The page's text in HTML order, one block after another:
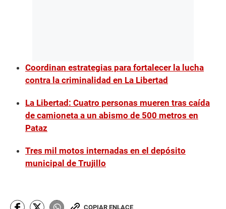
Coordinan estrategias para fortalecer la lucha
contra la criminalidad en La Libertad
La Libertad: Cuatro personas mueren tras caída
de camioneta a un abismo de 500 metros en
Pataz
Tres mil motos internadas en el depósito
municipal de Trujillo
COPIAR ENLACE